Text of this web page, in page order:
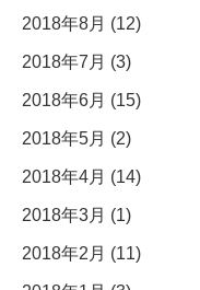
2018年8月 (12)
2018年7月 (3)
2018年6月 (15)
2018年5月 (2)
2018年4月 (14)
2018年3月 (1)
2018年2月 (11)